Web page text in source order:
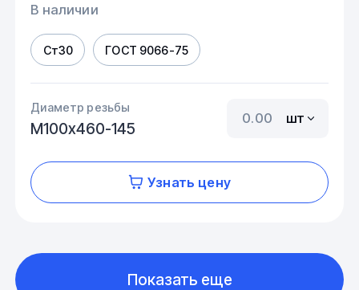
В наличии
Ст30 ГОСТ 9066-75
Диаметр резьбы
М100х460-145
шт
Узнать цену
Показать еще